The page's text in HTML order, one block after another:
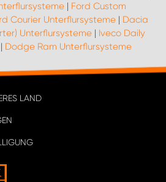
| Ford Custom
Courier Unterflursysteme | Dacia
Unterflursysteme| Iveco Daily
| Dodge Ram Unterflursysteme
LAND